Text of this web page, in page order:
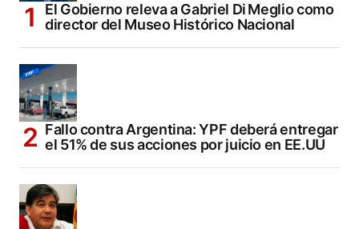
El Gobierno releva a Gabriel Di Meglio como
director del Museo Histórico Nacional
Fallo contra Argentina: YPF deberá entregar
el 51% de sus acciones por juicio en EE.UU